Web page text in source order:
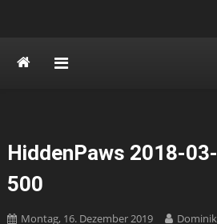
HiddenPaws 2018-
500
Montag, 16. Dezember 2019